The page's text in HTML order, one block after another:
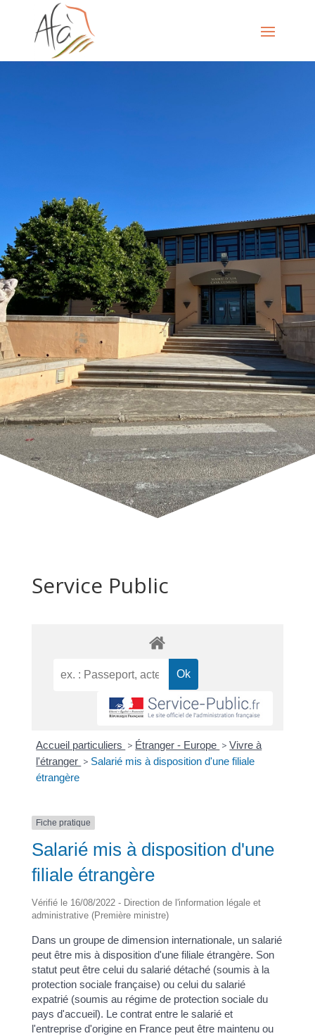
Service Public
Accueil particuliers > Étranger - Europe > Vivre à
l'étranger > Salarié mis à disposition d'une filiale
étrangère
Fiche pratique
Salarié mis à disposition d'une
filiale étrangère
Vérifié le 16/08/2022 - Direction de l'information légale et
administrative (Première ministre)
Dans un groupe de dimension internationale, un salarié
peut être mis à disposition d'une filiale étrangère. Son
statut peut être celui du salarié détaché (soumis à la
protection sociale française) ou celui du salarié
expatrié (soumis au régime de protection sociale du
pays d'accueil). Le contrat entre le salarié et
l'entreprise d'origine en France peut être maintenu ou